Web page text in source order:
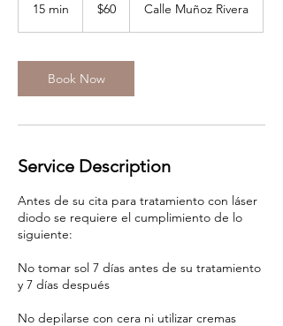
15 min
i
n
dollars
$60 Calle Muñoz Rivera
Book Now
Service Description
Antes de su cita para tratamiento con láser
diodo se requiere el cumplimiento de lo
siguiente:
No tomar sol 7 días antes de su tratamiento
y 7 días después
No depilarse con cera ni utilizar cremas